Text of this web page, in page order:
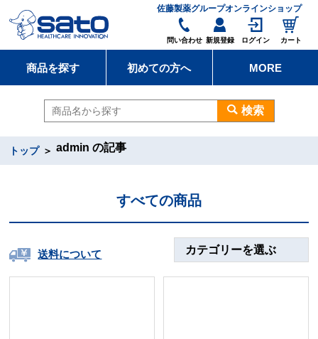
佐藤製薬グループオンラインショップ
問い合わせ 新規登録 ログイン カート
商品を探す 初めての方へ MORE
検索
トップ admin の記事
すべての商品
送料について カテゴリーを選ぶ